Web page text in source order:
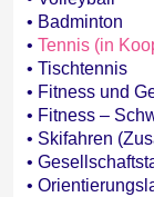
• Badminton
• Tennis (in
• Tischtennis
• Fitness und
• Fitness –
• Skifahren
•
•